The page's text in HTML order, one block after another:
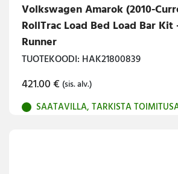
Volkswagen Amarok (2010-
RollTrac Load Bed Load Bar
Runner
TUOTEKOODI: HAK21800839
421.00€ (sis. alv.)
SAATAVILLA, TARKISTA